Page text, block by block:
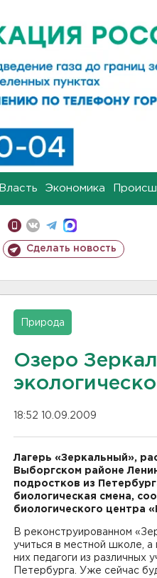
Власть Экономика
Сделать новость
Природа
Озеро
18:52 10.09.2009
Лагерь «Зеркальный»,
Выборгском районе
подростков из
биологическая смена,
биологического центра
В реконструированном
учиться в местной школе, а
них педагоги из различных
Петербурга. Уже сейчас